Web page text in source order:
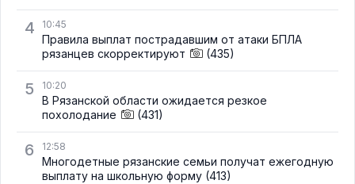
4 10:45
Правила выплат пострадавшим от атаки БПЛА
рязанцев скорректируют
(435)
5 10:20
В Рязанской области ожидается резкое
похолодание
(431)
6 12:58
Многодетные рязанские семьи получат ежегодную
выплату на школьную форму (413)